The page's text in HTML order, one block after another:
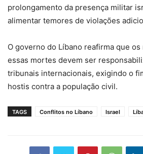
prolongamento da presença militar
alimentar temores de violações
O governo do Líbano reafirma que
essas mortes devem ser
tribunais internacionais, exigindo o
hostis contra a população civil.
TAGS Conflitos no Líbano Israel